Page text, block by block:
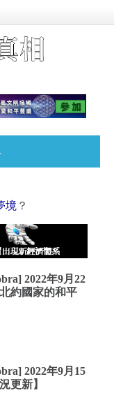
境 ？
2022年9月22
約國家的和平
2022年9月15
更新】